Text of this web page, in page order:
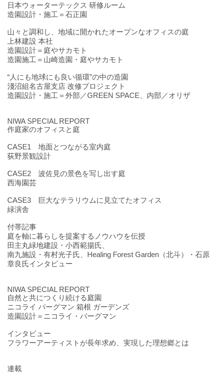
日本ウォーターテックス 研修ルーム
造園設計・施工＝石正園
山々と調和し、地域に開かれたオープンなオフィスの庭
上林建設 本社
造園設計＝庭やサカモト
造園施工＝山崎造園・庭やサカモト
“人にも地球にも良い循環”の中の造園
淺沼組名古屋支店 改修プロジェクト
造園設計・施工＝外部／GREEN SPACE、内部／オリザ
NIWA SPECIAL REPORT
作庭家のオフィスと庭
CASE1 地面とつながる室内庭
荻野景観設計
CASE2 波佐見の景色を写し出す庭
西海園芸
CASE3 巨大なテラリウムに見立てたオフィス
緑演舎
付帯記事
庭を軸に暮らしを提案するノウハウを伝授
田主丸緑地建設・小西範揚氏、
南九施設・有村光子氏、Healing Forest Garden（北斗）・石原
章良氏インタビュー
NIWA SPECIAL REPORT
自然と共につくり続ける庭園
ニコライ バーグマン 箱根 ガーデンズ
造園設計＝ニコライ・バーグマン
インタビュー
フラワーアーティストが長年求め、実現した理想郷とは
連載